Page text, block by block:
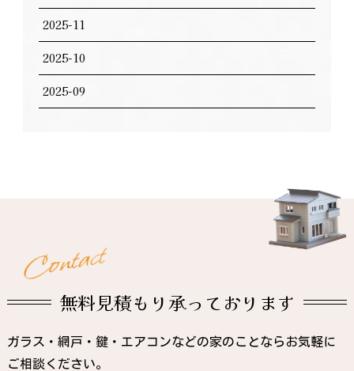
2025-11
2025-10
2025-09
Contact
無料見積もり承っております
ガラス・網戸・鍵・エアコンなどの家のことならお気軽に
ご相談ください。